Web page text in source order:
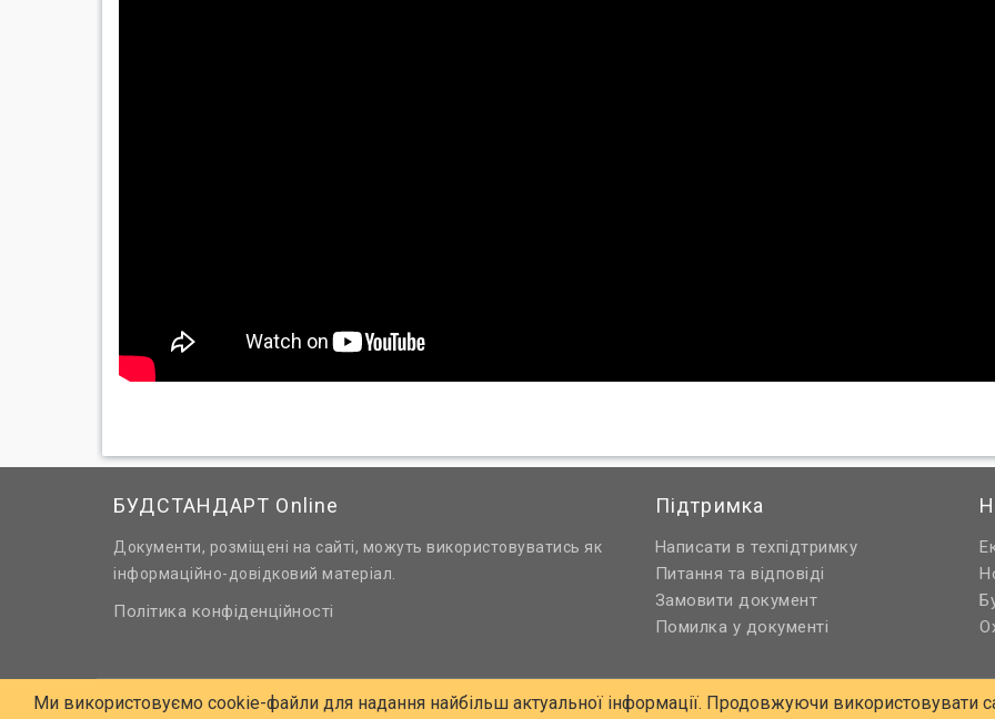
БУДСТАНДАРТ Online
Документи, розміщені на сайті, можуть використовуватись як
інформаційно-довідковий матеріал.
Політика конфіденційності
Підтримка
Написати в техпідтримку
Питання та відповіді
Замовити документ
Помилка у документі
© 2006 - 2026 Всі права захищені
Ми використовуємо cookie-файли для надання найбільш актуальної інформації. Продовжуючи використовувати